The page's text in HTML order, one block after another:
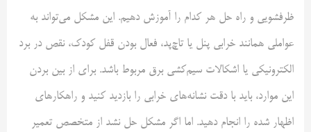
ظرفشویی و راه حل هر کدام را آموزش دهیم. این مشکل می‌تواند به
عواملی همانند خرابی پنل یا تاچ‌پد، فعال بودن قفل کودک، نقص در برد
الکترونیکی یا اشکالات سیم‌کشی برق مربوط باشد. برای از بین بردن
این موارد، باید با دقت نشانه‌های خرابی را بازدید کنید و راهکارهای
اظهار شده را انجام دهید. اما اگر مشکل حل نشد از متخصص تعمیر